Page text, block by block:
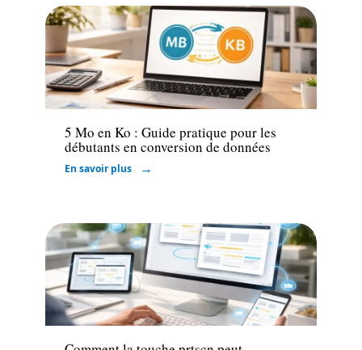
Informatique
5 Mo en Ko : Guide pratique pour les
débutants en conversion de données
En savoir plus
Informatique